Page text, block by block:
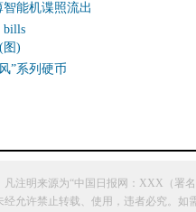
智能机谍照流出
bills
图)
”系列硬币
注明来源为“中国日报网：XXX（署
允许禁止转载、使用，违者必究。如